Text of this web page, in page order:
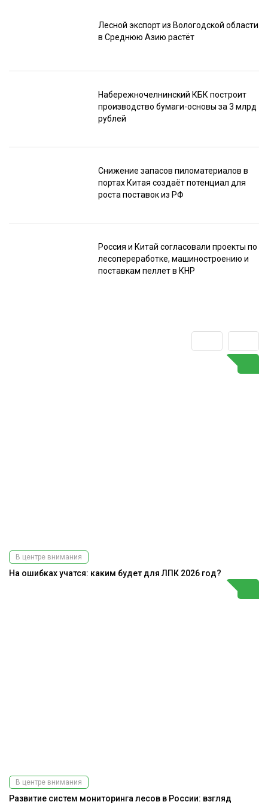
Лесной экспорт из Вологодской области
в Среднюю Азию растёт
Набережночелнинский КБК построит
производство бумаги-основы за 3 млрд
рублей
Снижение запасов пиломатериалов в
портах Китая создаёт потенциал для
роста поставок из РФ
Россия и Китай согласовали проекты по
лесопереработке, машиностроению и
поставкам пеллет в КНР
В центре внимания
На ошибках учатся: каким будет для ЛПК 2026 год?
В центре внимания
Развитие систем мониторинга лесов в России: взгляд